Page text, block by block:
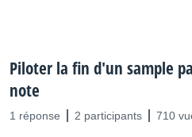
Piloter la fin d'un sample
note
1 réponse 2 participants 710